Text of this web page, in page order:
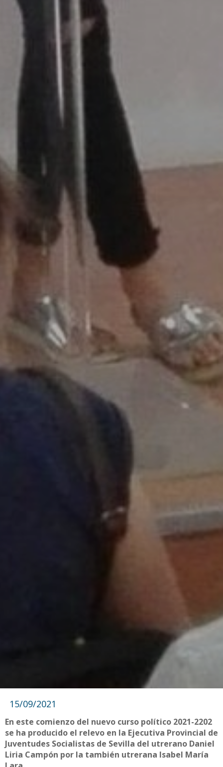
15/09/2021
En este comienzo del nuevo curso político 2021-2202
se ha producido el relevo en la Ejecutiva Provincial de
Juventudes Socialistas de Sevilla del utrerano Daniel
Liria Campón por la también utrerana Isabel María